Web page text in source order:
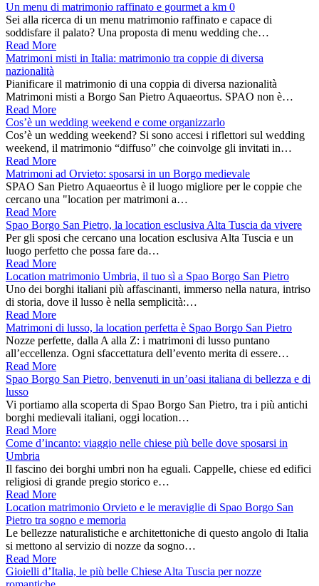
Un menu di matrimonio raffinato e gourmet a km 0
Sei alla ricerca di un menu matrimonio raffinato e capace di
soddisfare il palato? Una proposta di menu wedding che…
Read More
Matrimoni misti in Italia: matrimonio tra coppie di diversa
nazionalità
Pianificare il matrimonio di una coppia di diversa nazionalità
Matrimoni misti a Borgo San Pietro Aquaeortus. SPAO non è…
Read More
Cos’è un wedding weekend e come organizzarlo
Cos’è un wedding weekend? Si sono accesi i riflettori sul wedding
weekend, il matrimonio “diffuso” che coinvolge gli invitati in…
Read More
Matrimoni ad Orvieto: sposarsi in un Borgo medievale
SPAO San Pietro Aquaeortus è il luogo migliore per le coppie che
cercano una "location per matrimoni a…
Read More
Spao Borgo San Pietro, la location esclusiva Alta Tuscia da vivere
Per gli sposi che cercano una location esclusiva Alta Tuscia e un
luogo perfetto che possa fare da…
Read More
Location matrimonio Umbria, il tuo sì a Spao Borgo San Pietro
Uno dei borghi italiani più affascinanti, immerso nella natura, intriso
di storia, dove il lusso è nella semplicità:…
Read More
Matrimoni di lusso, la location perfetta è Spao Borgo San Pietro
Nozze perfette, dalla A alla Z: i matrimoni di lusso puntano
all’eccellenza. Ogni sfaccettatura dell’evento merita di essere…
Read More
Spao Borgo San Pietro, benvenuti in un’oasi italiana di bellezza e di
lusso
Vi portiamo alla scoperta di Spao Borgo San Pietro, tra i più antichi
borghi medievali italiani, oggi location…
Read More
Come d’incanto: viaggio nelle chiese più belle dove sposarsi in
Umbria
Il fascino dei borghi umbri non ha eguali. Cappelle, chiese ed edifici
religiosi di grande pregio storico e…
Read More
Location matrimonio Orvieto e le meraviglie di Spao Borgo San
Pietro tra sogno e memoria
Le bellezze naturalistiche e architettoniche di questo angolo di Italia
si mettono al servizio di nozze da sogno…
Read More
Gioielli d’Italia, le più belle Chiese Alta Tuscia per nozze